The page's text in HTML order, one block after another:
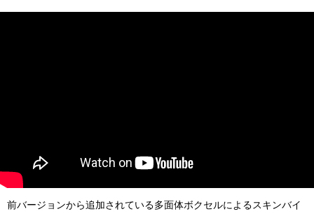
前バージョンから追加されている多面体ボクセルによるスキンバイ